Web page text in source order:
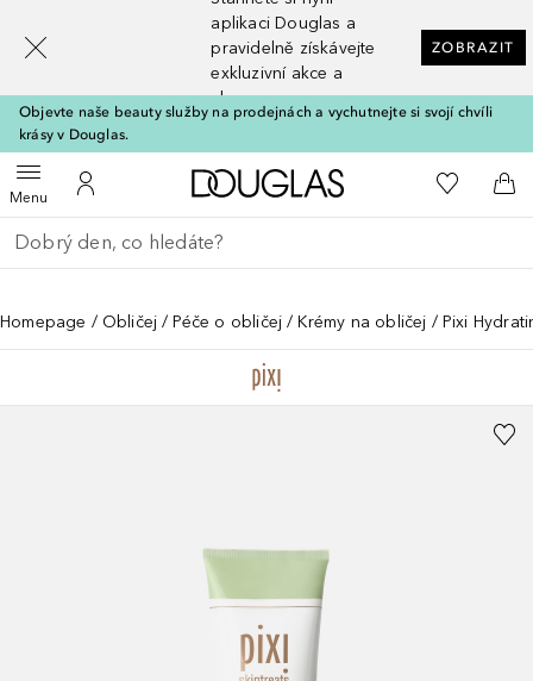
aplikaci Douglas a
pravidelně získávejte
exkluzivní akce a
slevy
ZOBRAZIT
Objevte naše beauty služby na prodejnách a vychutnejte si svojí chvíli
krásy v Douglas.
MenuOtevřít menuK mému účtu
Domů K mému
Do
Vraťte se
Proveďte vyhledávání
Homepage Obličej Péče o obličej Krémy na obličej Pixi
[navigation.slideout.screenreader]